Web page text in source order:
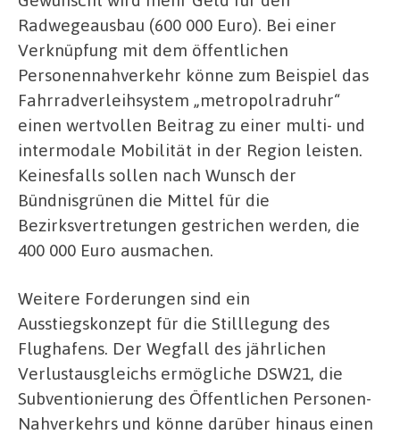
Radwegeausbau (600 000 Euro). Bei einer
Verknüpfung mit dem öffentlichen
Personennahverkehr könne zum Beispiel das
Fahrradverleihsystem „metropolradruhr“
einen wertvollen Beitrag zu einer multi- und
intermodale Mobilität in der Region leisten.
Keinesfalls sollen nach Wunsch der
Bündnisgrünen die Mittel für die
Bezirksvertretungen gestrichen werden, die
400 000 Euro ausmachen.
Weitere Forderungen sind ein
Ausstiegskonzept für die Stilllegung des
Flughafens. Der Wegfall des jährlichen
Verlustausgleichs ermögliche DSW21, die
Subventionierung des Öffentlichen Personen-
Nahverkehrs und könne darüber hinaus einen